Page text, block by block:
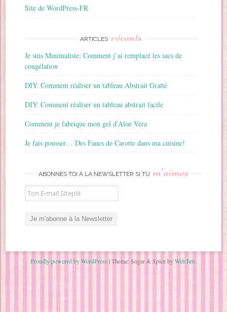
Site de WordPress-FR
ARTICLES récents
Je suis Minimaliste: Comment j’ai remplacé les sacs de
congélation
DIY: Comment réaliser un tableau Abstrait Gratté
DIY: Comment réaliser un tableau abstrait facile
Comment je fabrique mon gel d’Aloe Vera
Je fais pousser… Des Fanes de Carotte dans ma cuisine!
ABONNES TOI À LA NEWSLETTER SI TU m’aimes
Proudly powered by WordPress |Theme: Sugar & Spice byWebTuts.